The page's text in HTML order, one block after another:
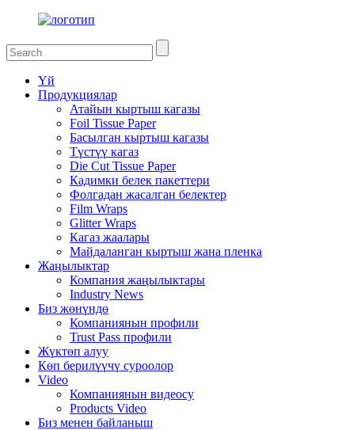
Үй
Продукциялар
Атайын кыртыш кагазы
Foil Tissue Paper
Басылган кыртыш кагазы
Түстүү кагаз
Die Cut Tissue Paper
Кадимки белек пакеттери
Фолгадан жасалган белектер
Film Wraps
Glitter Wraps
Кагаз жаалары
Майдаланган кыртыш жана пленка
Жаңылыктар
Компания жаңылыктары
Industry News
Биз жөнүндө
Компаниянын профили
Trust Pass профили
Жүктөп алуу
Көп берилүүчү суроолор
Video
Компаниянын видеосу
Products Video
Биз менен байланыш